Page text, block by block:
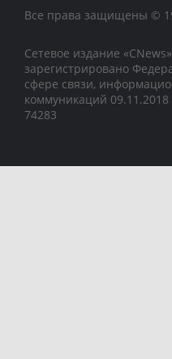
Все права защищены ©
Сетевое издание
зарегистрировано
сфере связи,
коммуникаций
74283